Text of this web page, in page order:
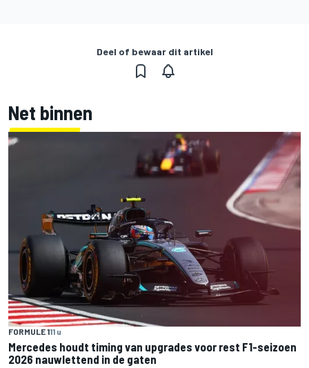
Deel of bewaar dit artikel
Net binnen
FORMULE 111 u
Mercedes houdt timing van upgrades voor rest F1-seizoen
2026 nauwlettend in de gaten